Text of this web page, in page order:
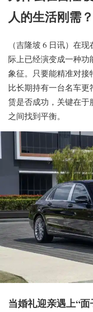
人的生活刚需？
（吉隆坡 6 日讯）在
际上已经演变成一种
象征。只要能精准对接
比长期持有一台名车
赁是否成功，关键在
之间找到平衡。
当婚礼迎亲遇上“